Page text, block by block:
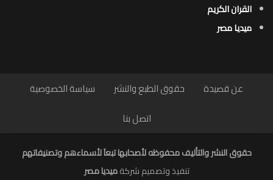
القران الكريم
ميديا مصر
عن قصيدة حقوق الطبع والنشر
سياسة الخصوصية
اتصل بنا
حقوق النشر والتأليف محفوظه لأصحابها تبعاَ لأسماءهم وتصنيفاتهم
تنفيذ وتصميم شركةميديا مصر